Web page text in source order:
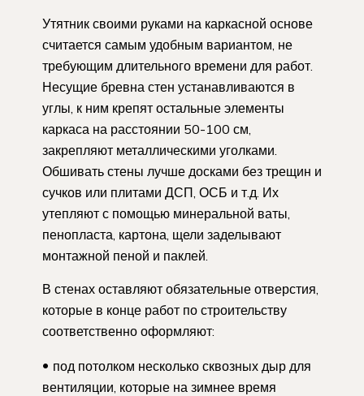
Утятник своими руками на каркасной основе
считается самым удобным вариантом, не
требующим длительного времени для работ.
Несущие бревна стен устанавливаются в
углы, к ним крепят остальные элементы
каркаса на расстоянии 50-100 см,
закрепляют металлическими уголками.
Обшивать стены лучше досками без трещин и
сучков или плитами ДСП, ОСБ и т.д. Их
утепляют с помощью минеральной ваты,
пенопласта, картона, щели заделывают
монтажной пеной и паклей.
В стенах оставляют обязательные отверстия,
которые в конце работ по строительству
соответственно оформляют:
под потолком несколько сквозных дыр для
вентиляции, которые на зимнее время